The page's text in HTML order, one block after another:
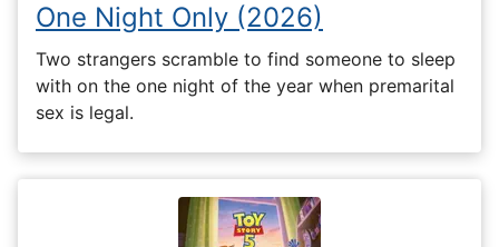
One Night Only (2026)
Two strangers scramble to find someone to sleep
with on the one night of the year when premarital
sex is legal.